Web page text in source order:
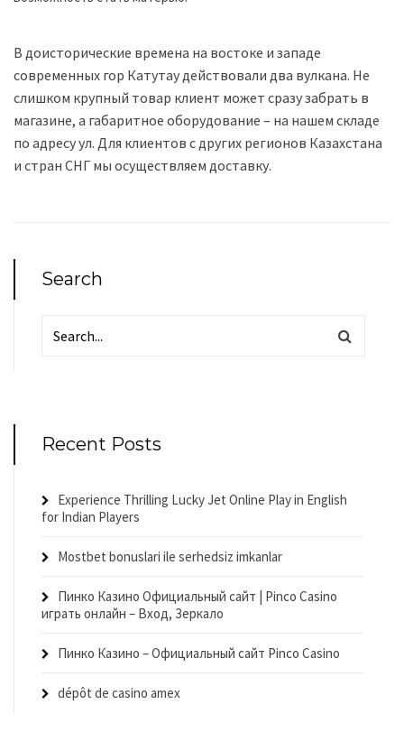
В доисторические времена на востоке и западе
современных гор Катутау действовали два вулкана. Не
слишком крупный товар клиент может сразу забрать в
магазине, а габаритное оборудование – на нашем складе
по адресу ул. Для клиентов с других регионов Казахстана
и стран СНГ мы осуществляем доставку.
Search
Recent Posts
Experience Thrilling Lucky Jet Online Play in English
for Indian Players
Mostbet bonuslari ile serhedsiz imkanlar
Пинко Казино Официальный сайт | Pinco Casino
играть онлайн – Вход, Зеркало
Пинко Казино – Официальный сайт Pinco Casino
dépôt de casino amex